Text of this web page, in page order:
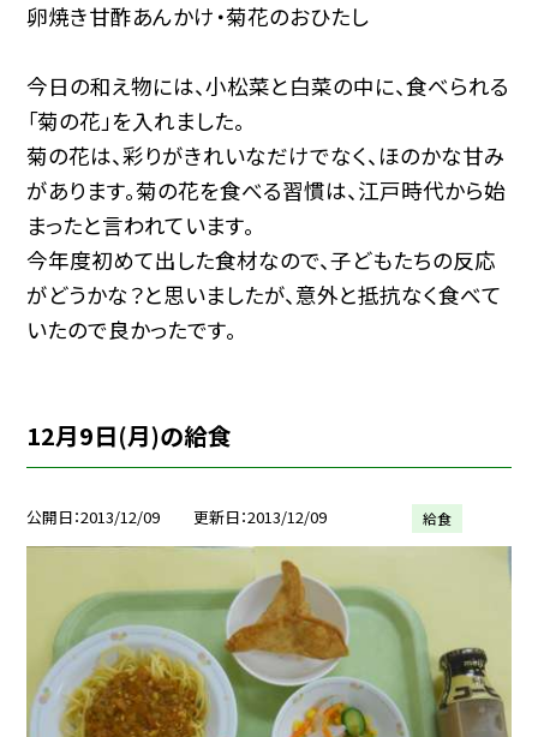
卵焼き甘酢あんかけ・菊花のおひたし
今日の和え物には、小松菜と白菜の中に、食べられる
「菊の花」を入れました。
菊の花は、彩りがきれいなだけでなく、ほのかな甘み
があります。菊の花を食べる習慣は、江戸時代から始
まったと言われています。
今年度初めて出した食材なので、子どもたちの反応
がどうかな？と思いましたが、意外と抵抗なく食べて
いたので良かったです。
12月9日(月)の給食
公開日 2013/12/09 更新日 2013/12/09 給食